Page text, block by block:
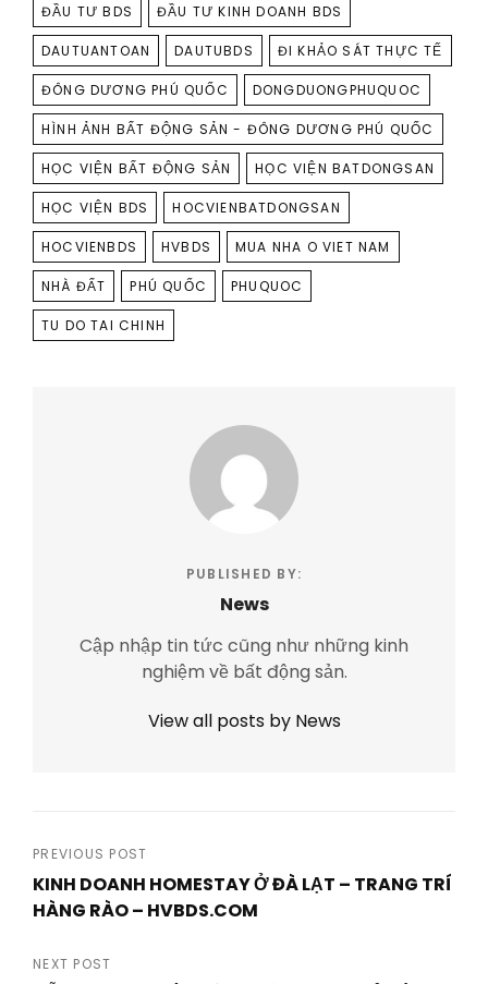
ĐẦU TƯ BDS ĐẦU TƯ KINH DOANH BDS
DAUTUANTOAN DAUTUBDS ĐI KHẢO SÁT THỰC TẾ
ĐÔNG DƯƠNG PHÚ QUỐC DONGDUONGPHUQUOC
HÌNH ẢNH BẤT ĐỘNG SẢN - ĐÔNG DƯƠNG PHÚ QUỐC
HỌC VIỆN BẤT ĐỘNG SẢN HỌC VIỆN BATDONGSAN
HỌC VIỆN BDS HOCVIENBATDONGSAN
HOCVIENBDS HVBDS MUA NHA O VIET NAM
NHÀ ĐẤT PHÚ QUỐC PHUQUOC
TU DO TAI CHINH
PUBLISHED BY:
News
Cập nhập tin tức cũng như những kinh
nghiệm về bất động sản.
View all posts by News
Post
navigation
PREVIOUS POST
KINH DOANH HOMESTAY Ở ĐÀ LẠT – TRANG TRÍ
HÀNG RÀO – HVBDS.COM
Post
NEXT POST